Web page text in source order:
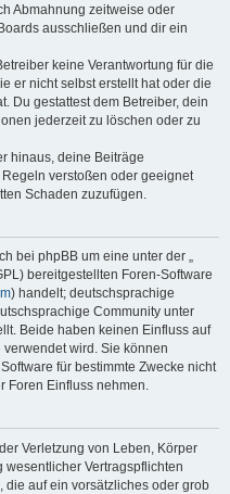
Abmahnung zeitweise oder
ausschließen und dir ein
keine Verantwortung für die
er nicht selbst erstellt hat oder die
Du gestattest dem Betreiber, dein
jederzeit zu löschen oder zu
hinaus, deine Beiträge
verstoßen oder geeignet
Schaden zuzufügen.
bei phpBB um eine unter der „
bereitgestellten Foren-Software
) handelt; deutschsprachige
Community unter
Beide haben keinen Einfluss auf
wird. Sie können
für bestimmte Zwecke nicht
Foren Einfluss nehmen.
Verletzung von Leben, Körper
Vertragspflichten
auf ein vorsätzliches oder grob